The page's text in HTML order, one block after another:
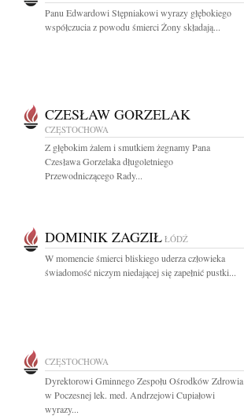
Panu Edwardowi Stępniakowi wyrazy głębokiego
współczucia z powodu śmierci Żony składają...
CZESŁAW GORZELAK
CZĘSTOCHOWA
Z głębokim żalem i smutkiem żegnamy Pana
Czesława Gorzelaka długoletniego
Przewodniczącego Rady...
DOMINIK ZAGZIŁ ŁÓDŹ
W momencie śmierci bliskiego uderza człowieka
świadomość niczym niedającej się zapełnić pustki...
CZĘSTOCHOWA
Dyrektorowi Gminnego Zespołu Ośrodków Zdrowia
w Poczesnej lek. med. Andrzejowi Cupiałowi
wyrazy...